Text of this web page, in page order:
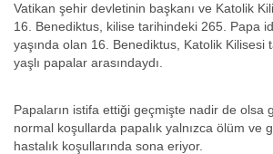
Vatikan şehir devletinin başkanı ve Katolik
16. Benediktus, kilise tarihindeki 265. Papa
yaşında olan 16. Benediktus, Katolik Kilisesi
yaşlı papalar arasındaydı.
Papaların istifa ettiği geçmişte nadir de olsa
normal koşullarda papalık yalnızca ölüm ve
hastalık koşullarında sona eriyor.